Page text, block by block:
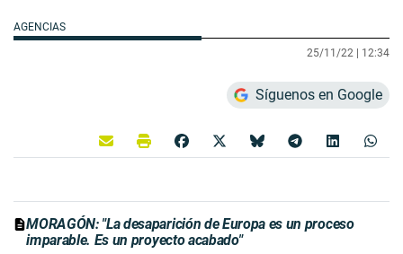
AGENCIAS
25/11/22 | 12:34
Síguenos en Google
MORAGÓN: "La desaparición de Europa es un proceso
imparable. Es un proyecto acabado"